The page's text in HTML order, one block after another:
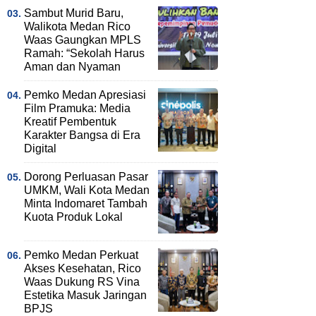
Sambut Murid Baru,
Walikota Medan Rico
Waas Gaungkan MPLS
Ramah: “Sekolah Harus
Aman dan Nyaman
Pemko Medan Apresiasi
Film Pramuka: Media
Kreatif Pembentuk
Karakter Bangsa di Era
Digital
Dorong Perluasan Pasar
UMKM, Wali Kota Medan
Minta Indomaret Tambah
Kuota Produk Lokal
Pemko Medan Perkuat
Akses Kesehatan, Rico
Waas Dukung RS Vina
Estetika Masuk Jaringan
BPJS